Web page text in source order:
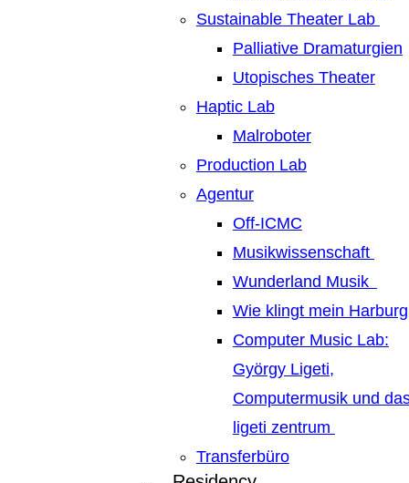
Sustainable Theater Lab
Palliative Dramaturgien
Utopisches Theater
Haptic Lab
Malroboter
Production Lab
Agentur
Off-ICMC
Musikwissenschaft
Wunderland Musik
Wie klingt mein Harburg
Computer Music Lab:
György Ligeti,
Computermusik und
ligeti zentrum
Transferbüro